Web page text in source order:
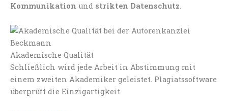
Kommunikation und strikten Datenschutz
Akademische Qualität
Schließlich wird jede Arbeit in Abstimmung mit
einem zweiten Akademiker geleistet. Plagiatssoftware
überprüft die Einzigartigkeit.